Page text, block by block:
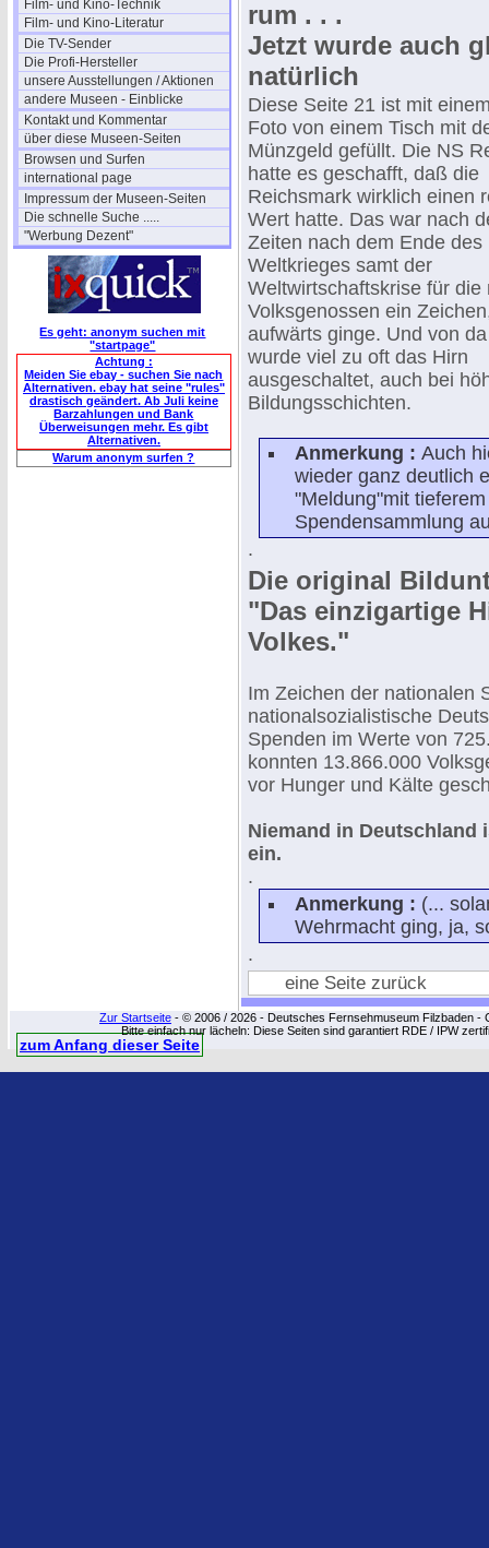
Film- und Kino-Technik
Film- und Kino-Literatur
Die TV-Sender
Die Profi-Hersteller
unsere Ausstellungen / Aktionen
andere Museen - Einblicke
Kontakt und Kommentar
über diese Museen-Seiten
Browsen und Surfen
international page
Impressum der Museen-Seiten
Die schnelle Suche .....
"Werbung Dezent"
Es geht: anonym suchen mit
"startpage"
Achtung :
Meiden Sie ebay - suchen Sie nach
Alternativen. ebay hat seine "rules"
drastisch geändert. Ab Juli keine
Barzahlungen und Bank
Überweisungen mehr. Es gibt
Alternativen.
Warum anonym surfen ?
rum . . .
Jetzt wurde auch
natürlich
Diese Seite 21 ist mit
Foto von einem Tisch mit
Münzgeld gefüllt. Die NS
hatte es geschafft, daß die
Reichsmark wirklich einen
Wert hatte. Das war nach
Zeiten nach dem Ende des
Weltkrieges samt der
Weltwirtschaftskrise für die
Volksgenossen ein
aufwärts ginge. Und von
wurde viel zu oft das Hirn
ausgeschaltet, auch bei
Bildungsschichten.
Anmerkung : Auch
wieder ganz deutlich
"Meldung"mit
Spendensammlung
.
Die original
"Das einzigartige
Volkes."
Im Zeichen der nationalen
nationalsozialistische
Spenden im Werte von
konnten 13.866.000
vor Hunger und Kälte
Niemand in Deutschland
ein.
.
Anmerkung : (...
Wehrmacht ging, ja,
.
eine Seite zurück
Zur Startseite - © 2006 / 2026 - Deutsches Fernsehmuseum Filzbaden -
Bitte einfach nur lächeln: Diese Seiten sind garantiert RDE / IPW
zum Anfang dieser Seite